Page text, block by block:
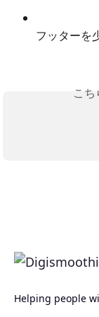
フッターを
こ
Helping people